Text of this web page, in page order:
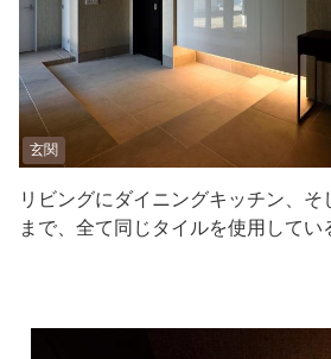
玄関
リビングにダイニングキッチン、そ
まで、全て同じタイルを使用してい